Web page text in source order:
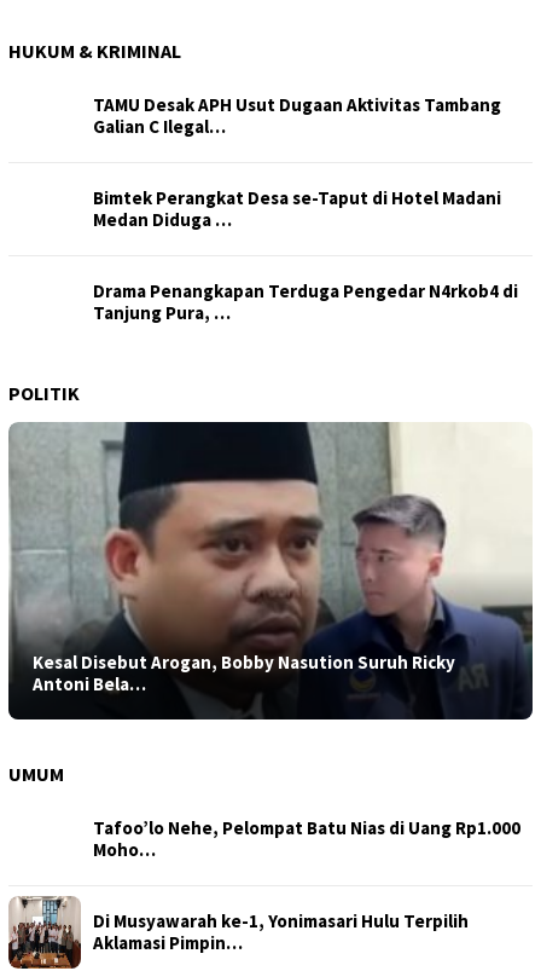
HUKUM & KRIMINAL
TAMU Desak APH Usut Dugaan Aktivitas Tambang
Galian C Ilegal…
Bimtek Perangkat Desa se-Taput di Hotel Madani
Medan Diduga …
Drama Penangkapan Terduga Pengedar N4rkob4 di
Tanjung Pura, …
POLITIK
Kesal Disebut Arogan, Bobby Nasution Suruh Ricky
Antoni Bela…
UMUM
Tafoo’lo Nehe, Pelompat Batu Nias di Uang Rp1.000
Moho…
Di Musyawarah ke-1, Yonimasari Hulu Terpilih
Aklamasi Pimpin…